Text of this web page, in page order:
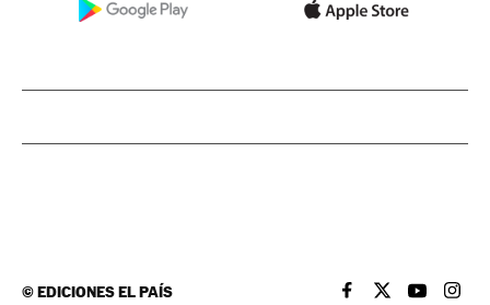
©EDICIONES EL PAÍS EL PAÍS BRASIL EN
EL PAÍSEL PAÍS
EL